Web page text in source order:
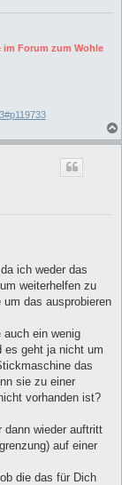
im Forum zum Wohle
ich weder das
weiterhelfen zu
das ausprobieren
auch ein wenig
es geht ja nicht um
das
sie zu einer
vorhanden ist?
dann wieder auftritt
auf einer
die das für Dich